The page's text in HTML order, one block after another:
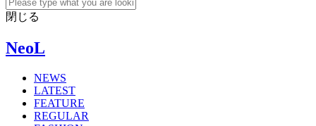
閉じる
NeoL
NEWS
LATEST
FEATURE
REGULAR